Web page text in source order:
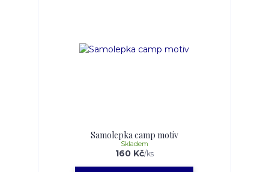
Samolepka camp motiv
160 Kč/ks
Skladem